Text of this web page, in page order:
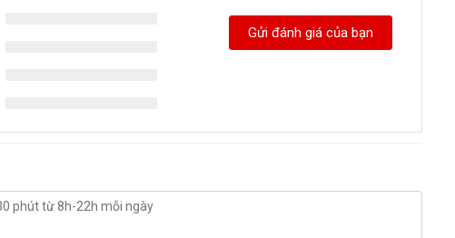
Gửi đánh giá của bạn